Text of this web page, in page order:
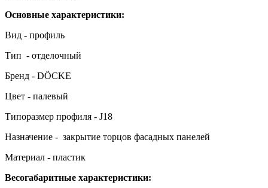
Основные характеристики:
Вид - профиль
Тип - отделочный
Бренд - DÖCKE
Цвет - палевый
Типоразмер профиля - J18
Назначение - закрытие торцов фасадных панелей
Материал - пластик
Весогабаритные характеристики: